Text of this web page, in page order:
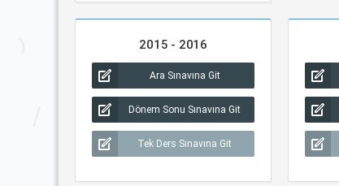
2015 - 2016
Ara Sınavına Git
Dönem Sonu Sınavına Git
Tek Ders Sınavına Git